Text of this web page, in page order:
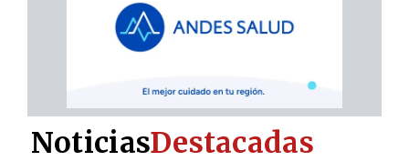
NoticiasDestacadas